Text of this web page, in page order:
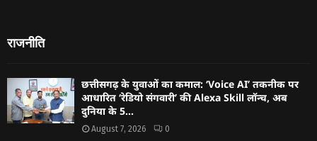
राजनीति
छत्तीसगढ़ के युवाओं का कमाल: ‘Voice AI’ तकनीक पर
आधारित ‘रेडियो संगवारी’ की Alexa Skill लॉन्च, अब
दुनिया के 5...
August 7, 2026 0